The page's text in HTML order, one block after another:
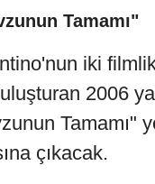
Tamamı"
iki
2006
Tamamı"
çıkacak.